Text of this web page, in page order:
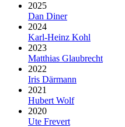
2025
Dan Diner
2024
Karl-Heinz Kohl
2023
Matthias Glaubrecht
2022
Iris Därmann
2021
Hubert Wolf
2020
Ute Frevert